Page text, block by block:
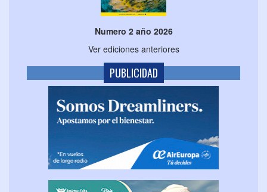
Numero 2 año 2026
Ver ediciones anteriores
PUBLICIDAD